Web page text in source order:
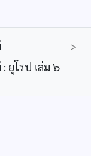
>
ยุโรป เล่ม ๖